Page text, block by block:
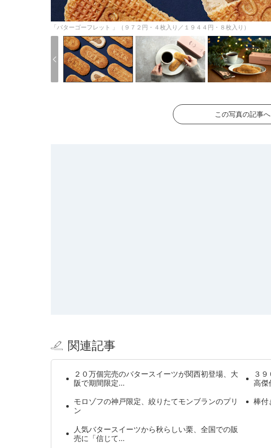
「バターゴーフレット 」（９７２円・４枚入り／１９４４円・８枚入り）
この写真の記事へ
関連記事
２０万個完売のバタースイーツが関西初登場、大
阪で期間限定…
３
高傑
モロゾフの神戸限定、絞りたてモンブランのプリ
ン
棒付
人気バタースイーツから秋らしい栗、全国での販
売に「信じて…